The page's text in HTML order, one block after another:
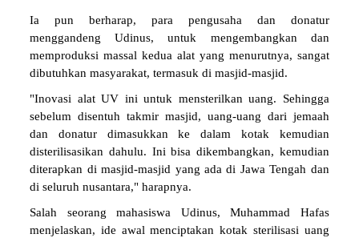
Ia pun berharap, para pengusaha dan donatur
menggandeng Udinus, untuk mengembangkan dan
memproduksi massal kedua alat yang menurutnya, sangat
dibutuhkan masyarakat, termasuk di masjid-masjid.
"Inovasi alat UV ini untuk mensterilkan uang. Sehingga
sebelum disentuh takmir masjid, uang-uang dari jemaah
dan donatur dimasukkan ke dalam kotak kemudian
disterilisasikan dahulu. Ini bisa dikembangkan, kemudian
diterapkan di masjid-masjid yang ada di Jawa Tengah dan
di seluruh nusantara," harapnya.
Salah seorang mahasiswa Udinus, Muhammad Hafas
menjelaskan, ide awal menciptakan kotak sterilisasi uang